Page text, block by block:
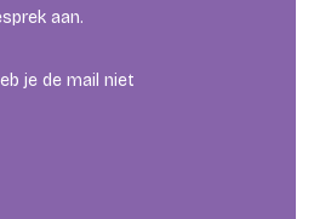
aan.
je de mail niet